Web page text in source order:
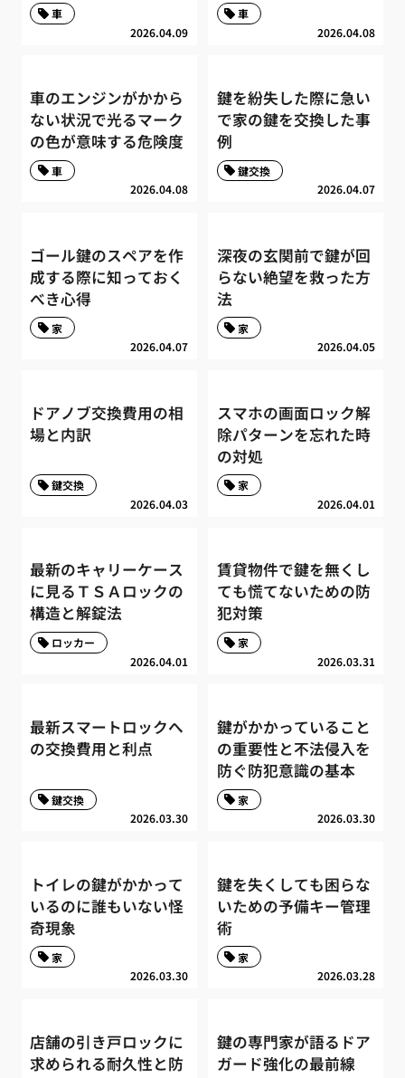
2026.04.09
車
2026.04.08
車
車のエンジンがかから
ない状況で光るマーク
の色が意味する危険度
2026.04.08
車
鍵を紛失した際に急い
で家の鍵を交換した事
例
2026.04.07
鍵交換
ゴール鍵のスペアを作
成する際に知っておく
べき心得
2026.04.07
家
深夜の玄関前で鍵が回
らない絶望を救った方
法
2026.04.05
家
ドアノブ交換費用の相
場と内訳
2026.04.03
鍵交換
スマホの画面ロック解
除パターンを忘れた時
の対処
2026.04.01
家
最新のキャリーケース
に見るＴＳＡロックの
構造と解錠法
2026.04.01
ロッカー
賃貸物件で鍵を無くし
ても慌てないための防
犯対策
2026.03.31
家
最新スマートロックへ
の交換費用と利点
2026.03.30
鍵交換
鍵がかかっていること
の重要性と不法侵入を
防ぐ防犯意識の基本
2026.03.30
家
トイレの鍵がかかって
いるのに誰もいない怪
奇現象
2026.03.30
家
鍵を失くしても困らな
いための予備キー管理
術
2026.03.28
家
店舗の引き戸ロックに
求められる耐久性と防
鍵の専門家が語るドア
ガード強化の最前線